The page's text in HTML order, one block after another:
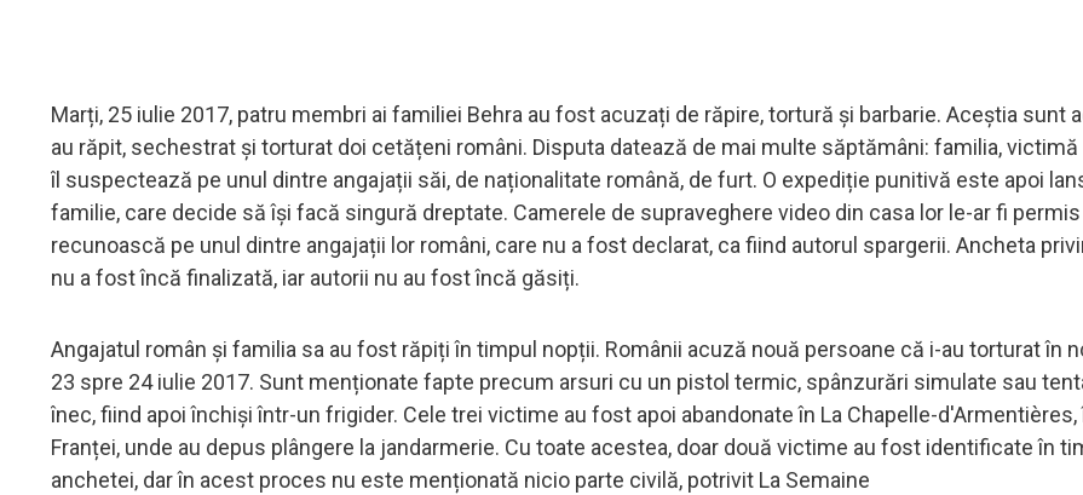
Marți, 25 iulie 2017, patru membri ai familiei Behra au fost acuzați de răpire, tortură și barbarie. Aceștia sunt
au răpit, sechestrat și torturat doi cetățeni români. Disputa datează de mai multe săptămâni: familia, victimă
îl suspectează pe unul dintre angajații săi, de naționalitate română, de furt. O expediție punitivă este apoi
familie, care decide să își facă singură dreptate. Camerele de supraveghere video din casa lor le-ar fi
recunoască pe unul dintre angajații lor români, care nu a fost declarat, ca fiind autorul spargerii. Ancheta
nu a fost încă finalizată, iar autorii nu au fost încă găsiți.
Angajatul român și familia sa au fost răpiți în timpul nopții. Românii acuză nouă persoane că i-au torturat în
23 spre 24 iulie 2017. Sunt menționate fapte precum arsuri cu un pistol termic, spânzurări simulate sau
înec, fiind apoi închiși într-un frigider. Cele trei victime au fost apoi abandonate în La Chapelle-d'Armentières,
Franței, unde au depus plângere la jandarmerie. Cu toate acestea, doar două victime au fost identificate în
anchetei, dar în acest proces nu este menționată nicio parte civilă, potrivit La Semaine